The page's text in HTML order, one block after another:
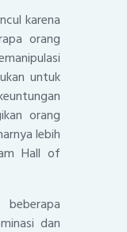
karena
orang
untuk
orang
lebih
Hall of
dan